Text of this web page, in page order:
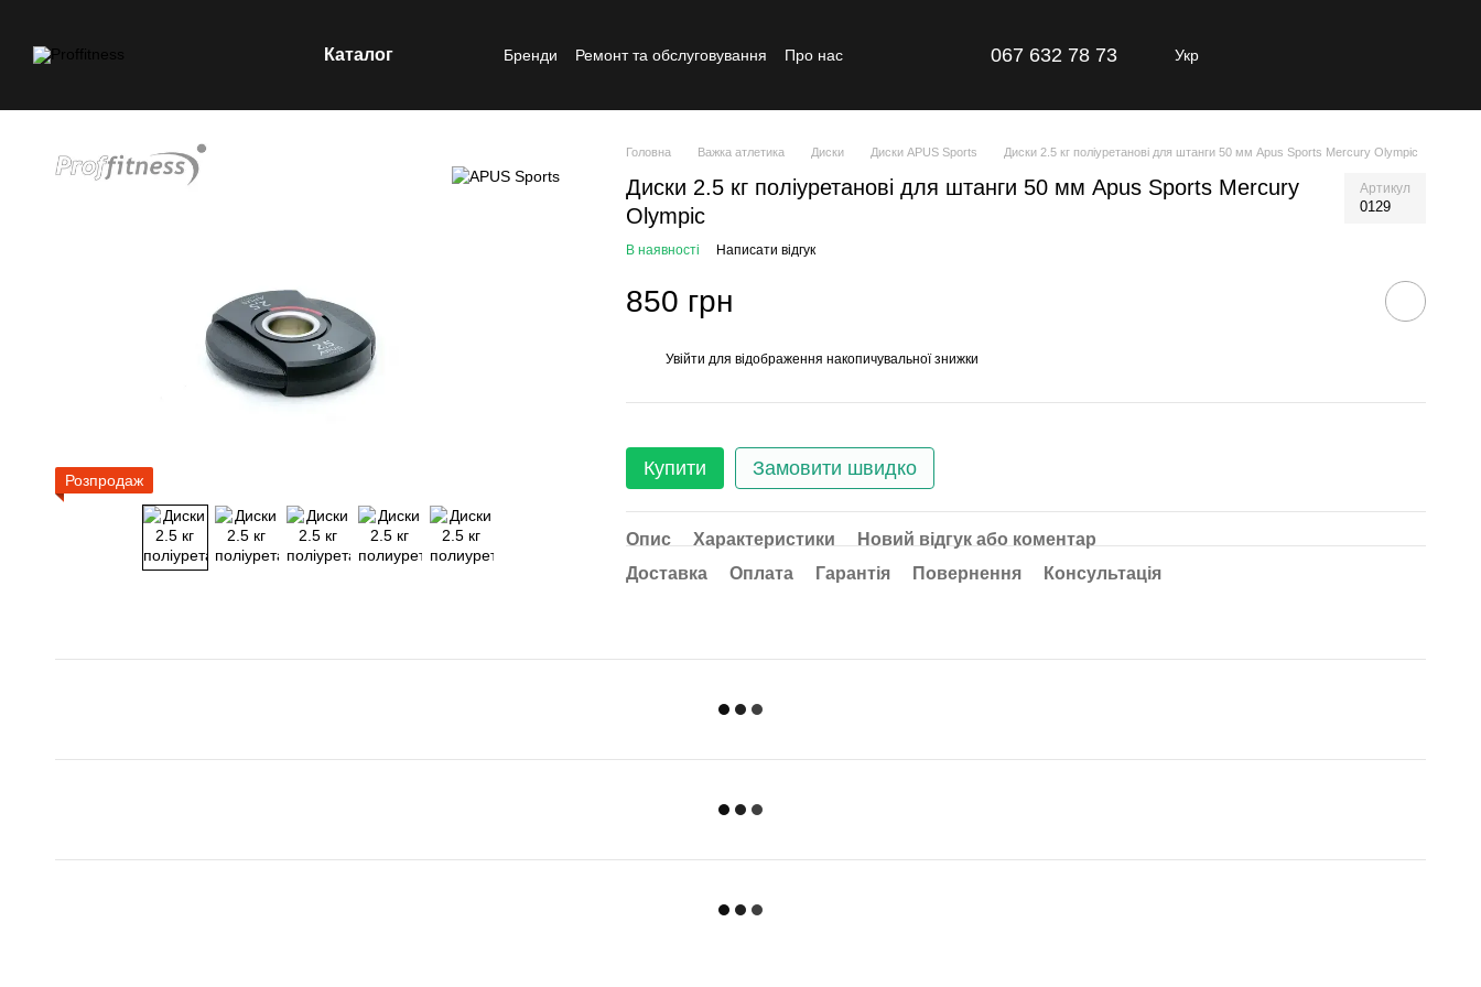
Каталог Бренди Ремонт та обслуговування
Про нас
067 632 78 73 Укр
Розпродаж
Головна Важка атлетика Диски Диски APUS Sports Диски 2.5 кг поліуретанові для штанги 50 мм Apus Sports Mercury Olympic
Диски 2.5 кг поліуретанові для штанги 50 мм Apus Sports Mercury
Olympic
Артикул
0129
В наявності Написати відгук
850 грн
Увійти для відображення накопичувальної знижки
Купити Замовити швидко
Опис Характеристики
Новий відгук або коментар
Доставка
Оплата Гарантія Повернення Консультація